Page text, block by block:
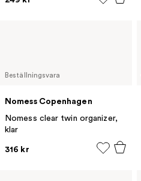
Beställningsvara
Nomess Copenhagen
Nomess clear twin organizer,
klar
316 kr